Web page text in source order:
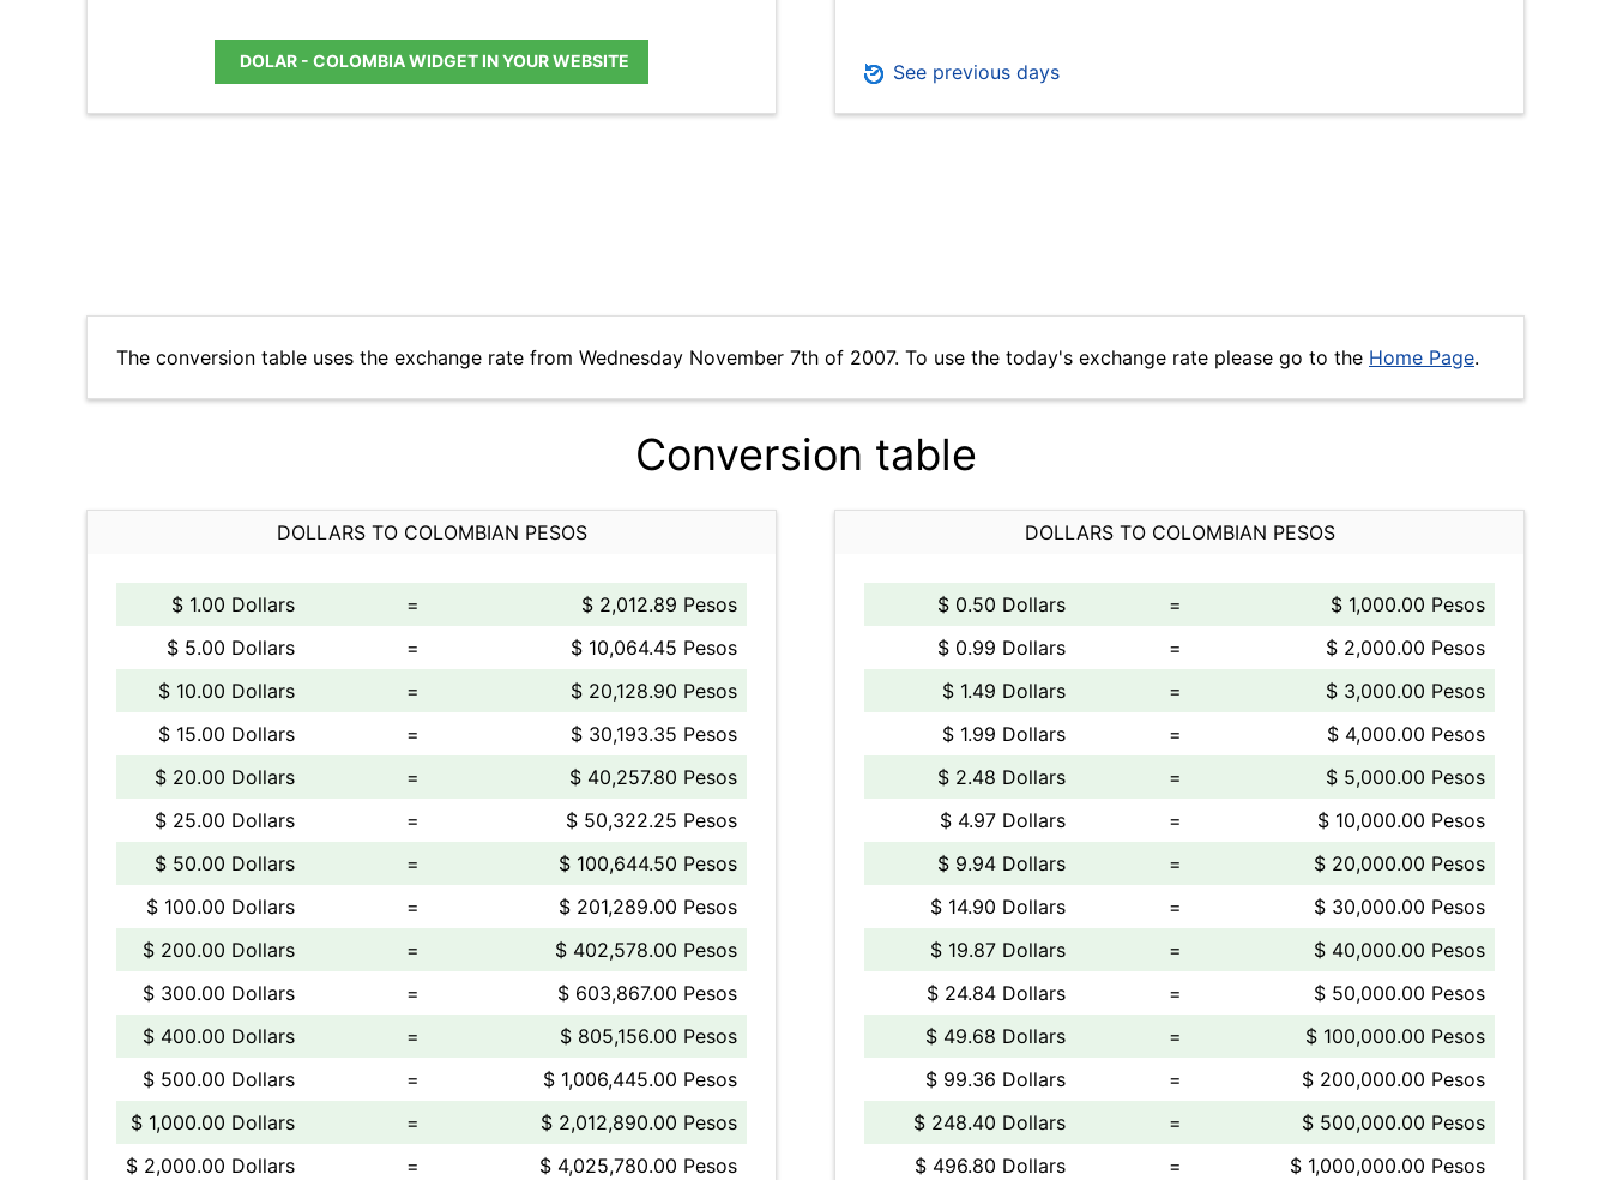
DOLAR - COLOMBIA WIDGET IN YOUR WEBSITE See previous days
The conversion table uses the exchange rate from Wednesday November 7th of 2007. To use the today's exchange rate please go to the Home Page.
Conversion table
DOLLARS TO COLOMBIAN PESOS
$ 1.00 Dollars =
$ 2,012.89 Pesos
$ 5.00 Dollars
=
$ 10,064.45 Pesos
$ 10.00 Dollars
=
$ 20,128.90 Pesos
$ 15.00 Dollars
=
$ 30,193.35 Pesos
$ 20.00 Dollars
=
$ 40,257.80 Pesos
$ 25.00 Dollars
=
$ 50,322.25 Pesos
$ 50.00 Dollars
=
$ 100,644.50 Pesos
$ 100.00 Dollars
=
$ 201,289.00 Pesos
$ 200.00 Dollars
=
$ 402,578.00 Pesos
$ 300.00 Dollars
=
$ 603,867.00 Pesos
$ 400.00 Dollars
=
$ 805,156.00 Pesos
$ 500.00 Dollars
=
$ 1,006,445.00 Pesos
$ 1,000.00 Dollars
=
$ 2,012,890.00 Pesos
$ 2,000.00 Dollars
= $ 4,025,780.00 Pesos
DOLLARS TO COLOMBIAN PESOS
$ 0.50 Dollars =
$ 1,000.00 Pesos
$ 0.99 Dollars
=
$ 2,000.00 Pesos
$ 1.49 Dollars
=
$ 3,000.00 Pesos
$ 1.99 Dollars
=
$ 4,000.00 Pesos
$ 2.48 Dollars
=
$ 5,000.00 Pesos
$ 4.97 Dollars
=
$ 10,000.00 Pesos
$ 9.94 Dollars
=
$ 20,000.00 Pesos
$ 14.90 Dollars
=
$ 30,000.00 Pesos
$ 19.87 Dollars
=
$ 40,000.00 Pesos
$ 24.84 Dollars
=
$ 50,000.00 Pesos
$ 49.68 Dollars
=
$ 100,000.00 Pesos
$ 99.36 Dollars
=
$ 200,000.00 Pesos
$ 248.40 Dollars
=
$ 500,000.00 Pesos
$ 496.80 Dollars
= $ 1,000,000.00 Pesos